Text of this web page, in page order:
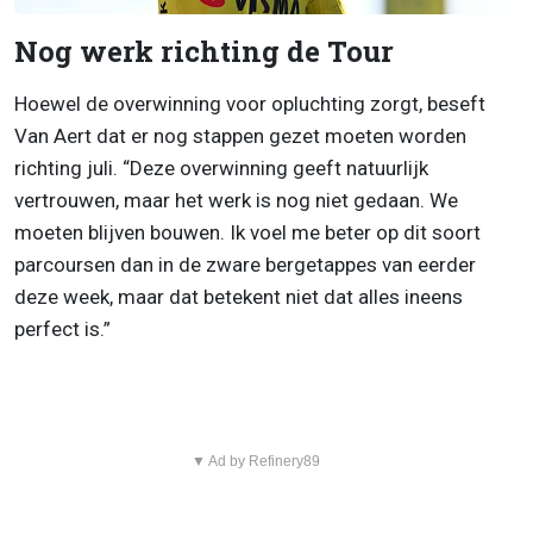
Nog werk richting de Tour
Hoewel de overwinning voor opluchting zorgt, beseft
Van Aert dat er nog stappen gezet moeten worden
richting juli. “Deze overwinning geeft natuurlijk
vertrouwen, maar het werk is nog niet gedaan. We
moeten blijven bouwen. Ik voel me beter op dit soort
parcoursen dan in de zware bergetappes van eerder
deze week, maar dat betekent niet dat alles ineens
perfect is.”
▼ Ad by Refinery89